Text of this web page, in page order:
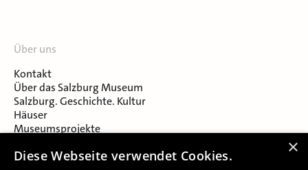
Über uns
Kontakt
Über das Salzburg Museum
Salzburg. Geschichte. Kultur
Häuser
Museumsprojekte
Museumsverein Celtic Heritage
×
Diese Webseite verwendet Cookies.